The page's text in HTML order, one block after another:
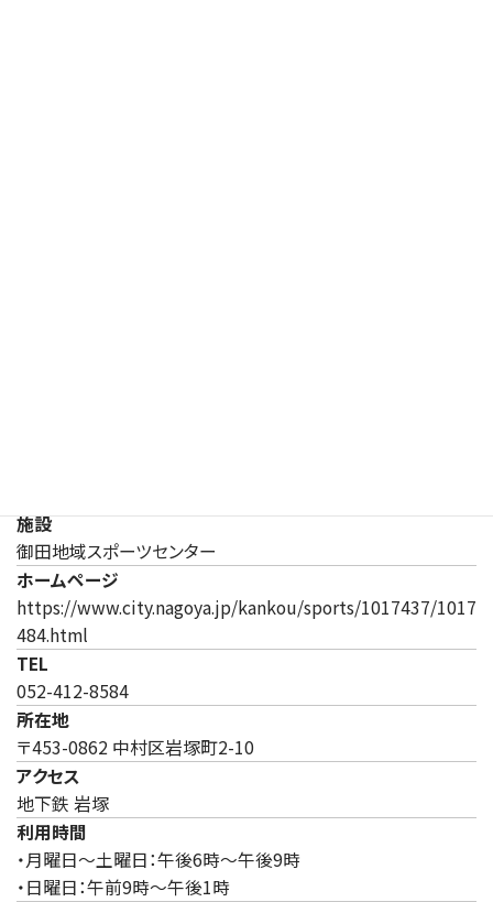
施設
御田地域スポーツセンター
ホームページ
https://www.city.nagoya.jp/kankou/sports/1017437/1017
484.html
TEL
052-412-8584
所在地
〒453-0862 中村区岩塚町2-10
アクセス
地下鉄 岩塚
利用時間
・月曜日～土曜日：午後6時～午後9時
・日曜日：午前9時～午後1時